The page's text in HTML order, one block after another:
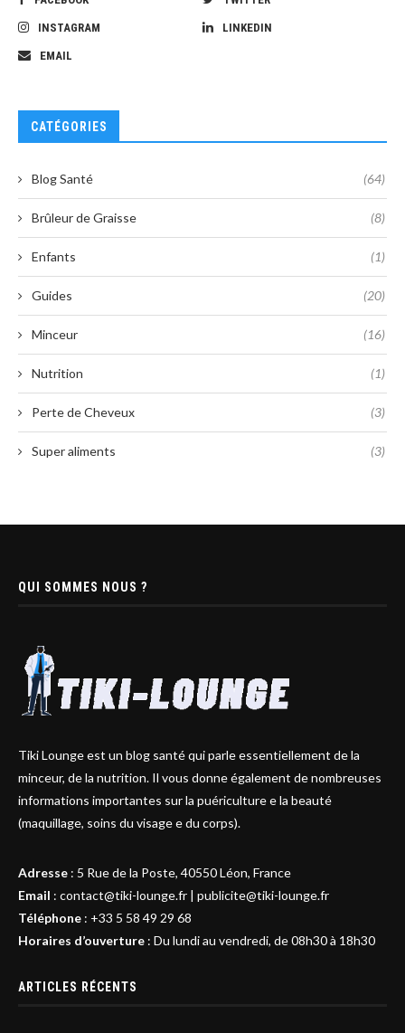
INSTAGRAM LINKEDIN
EMAIL
CATÉGORIES
Blog Santé (64)
Brûleur de Graisse (8)
Enfants (1)
Guides (20)
Minceur (16)
Nutrition (1)
Perte de Cheveux (3)
Super aliments (3)
QUI SOMMES NOUS ?
Tiki Lounge est un blog santé qui parle essentiellement de la
minceur, de la nutrition. Il vous donne également de nombreuses
informations importantes sur la puériculture e la beauté
(maquillage, soins du visage e du corps).
Adresse : 5 Rue de la Poste, 40550 Léon, France
Email : contact@tiki-lounge.fr | publicite@tiki-lounge.fr
Téléphone : +33 5 58 49 29 68
Horaires d’ouverture : Du lundi au vendredi, de 08h30 à 18h30
ARTICLES RÉCENTS